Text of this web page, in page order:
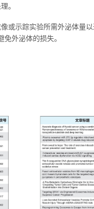
。
或示踪实验所需外泌体量
外泌体的损失。